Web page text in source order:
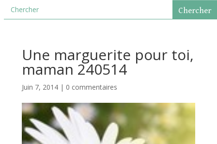
Une marguerite pour toi,
maman 240514
Juin 7, 2014| 0 commentaires